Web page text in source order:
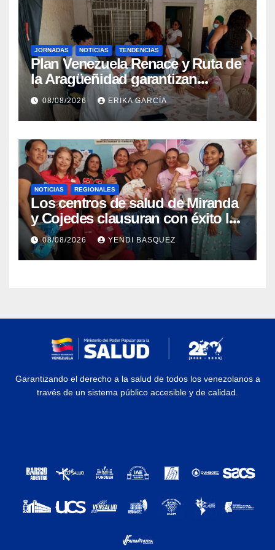
JORNADAS NOTICIAS TENDENCIAS
Plan Venezuela Renace y Ruta de
la Aragüeñidad garantizan
atención médica integral en
Aragua
08/08/2026 ERIKA GARCÍA
NOTICIAS REGIONALES
Los centros de salud de Miranda
y Cojedes clausuran con éxito la
Semana Mundial de la Lactancia
Materna
08/08/2026 YENDI BASQUEZ
Garantizando el derecho a la salud de todos los venezolanos a
través de un sistema público accesible y de calidad.